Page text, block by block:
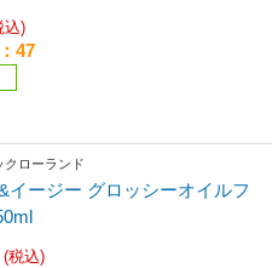
込)
47
クローランド
イージー グロッシーオイルフ
(税込)